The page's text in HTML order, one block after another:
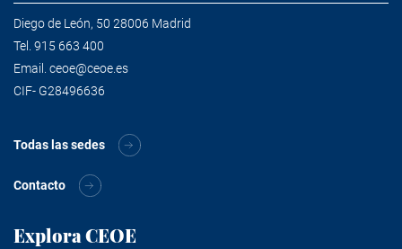
Diego de León, 50 28006 Madrid
Tel. 915 663 400
Email. ceoe@ceoe.es
CIF- G28496636
Todas las sedes
Contacto
Explora CEOE